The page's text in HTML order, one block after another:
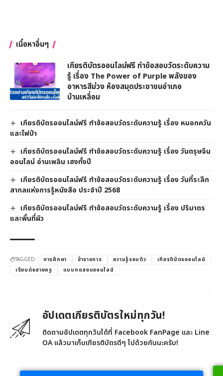
เนื้อหาอื่นๆ
เกียรติบัตรออนไลน์ฟรี ทำข้อสอบวัดระดับความ
รู้ เรื่อง The Power of Purple พลังของ
อาหารสีม่วง ห้องสมุดประชาชนอำเภอ
บ้านเหลื่อม
เกียรติบัตรออนไลน์ฟรี ทำข้อสอบวัดระดับความรู้ เรื่อง หมอกควัน
และไฟป่า
เกียรติบัตรออนไลน์ฟรี ทำข้อสอบวัดระดับความรู้ เรื่อง วันตรุษจีน
ออนไลน์ อ่านเพลิน เฮงทั้งปี
เกียรติบัตรออนไลน์ฟรี ทำข้อสอบวัดระดับความรู้ เรื่อง วันที่ระลึก
สากลแห่งการรู้หนังสือ ประจำปี 2568
เกียรติบัตรออนไลน์ฟรี ทำข้อสอบวัดระดับความรู้ เรื่อง ปริมาตร
และพื้นที่ผิว
TAGGED: การศึกษา ข้าราชการ ความรู้รอบตัว
เกียรติบัตรออนไลน์
เรียนต่อสายครู
แบบทดสอบออนไลน์
อัปเดตเกียรติบัตรใหม่ทุกวัน!
ติดตามอัปเดตทุกวันได้ที่ Facebook FanPage และ Line
OA แล้วมาเก็บเกียรติบัตรดีๆ ไปด้วยกันนะครับ!